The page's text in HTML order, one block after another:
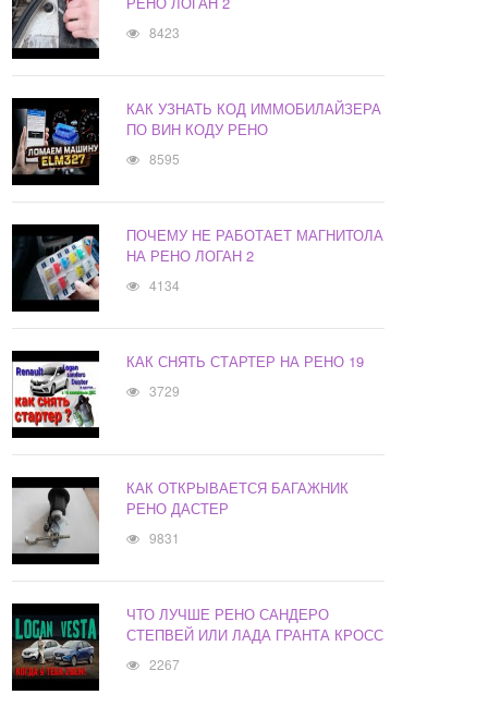
8423
КАК УЗНАТЬ КОД ИММОБИЛАЙЗЕРА
ПО ВИН КОДУ РЕНО
8595
ПОЧЕМУ НЕ РАБОТАЕТ МАГНИТОЛА
НА РЕНО ЛОГАН 2
4134
КАК СНЯТЬ СТАРТЕР НА РЕНО 19
3729
КАК ОТКРЫВАЕТСЯ БАГАЖНИК
РЕНО ДАСТЕР
9831
ЧТО ЛУЧШЕ РЕНО САНДЕРО
СТЕПВЕЙ ИЛИ ЛАДА ГРАНТА КРОСС
2267